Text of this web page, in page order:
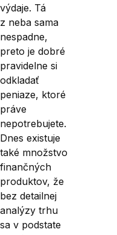
výdaje. Tá
z neba sama
nespadne,
preto je dobré
pravidelne si
odkladať
peniaze, ktoré
práve
nepotrebujete.
Dnes existuje
také množstvo
finančných
produktov, že
bez detailnej
analýzy trhu
sa v podstate